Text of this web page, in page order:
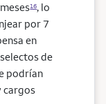
16, lo
por 7
en
de
podrían
cargos